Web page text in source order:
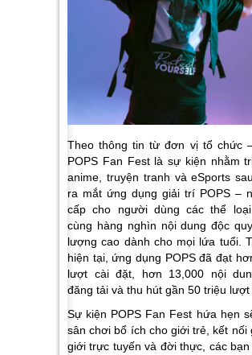
Theo thông tin từ đơn vị tổ chức –
POPS Fan Fest là sự kiện nhằm
anime, truyện tranh và eSports
ra mắt ứng dụng giải trí POPS –
cấp cho người dùng các thể
cùng hàng nghìn nội dung độc
lượng cao dành cho mọi lứa tuổi.
hiện tại, ứng dụng POPS đã đạt
lượt cài đặt, hơn 13,000 nội
đăng tải và thu hút gần 50 triệu lượt
Sự kiện POPS Fan Fest hứa hẹn
sân chơi bổ ích cho giới trẻ, kết nối
giới trực tuyến và đời thực, các bạn